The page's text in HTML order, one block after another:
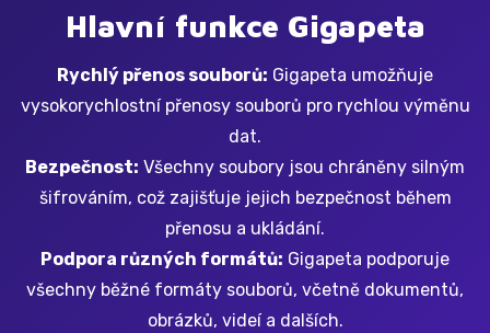
Hlavní funkce Gigapeta
Rychlý přenos souborů: Gigapeta umožňuje
vysokorychlostní přenosy souborů pro rychlou výměnu
dat.
Bezpečnost: Všechny soubory jsou chráněny silným
šifrováním, což zajišťuje jejich bezpečnost během
přenosu a ukládání.
Podpora různých formátů: Gigapeta podporuje
všechny běžné formáty souborů, včetně dokumentů,
obrázků, videí a dalších.